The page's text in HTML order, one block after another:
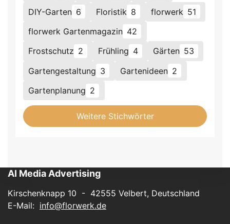
DIY-Garten 6 Floristik 8 florwerk 51
florwerk Gartenmagazin 42
Frostschutz 2 Frühling 4 Gärten 53
Gartengestaltung 3 Gartenideen 2
Gartenplanung 2
Weitere Stichwörter
AI Media Advertising
Kirschenknapp 10 - 42555 Velbert, Deutschland
E-Mail: info@florwerk.de